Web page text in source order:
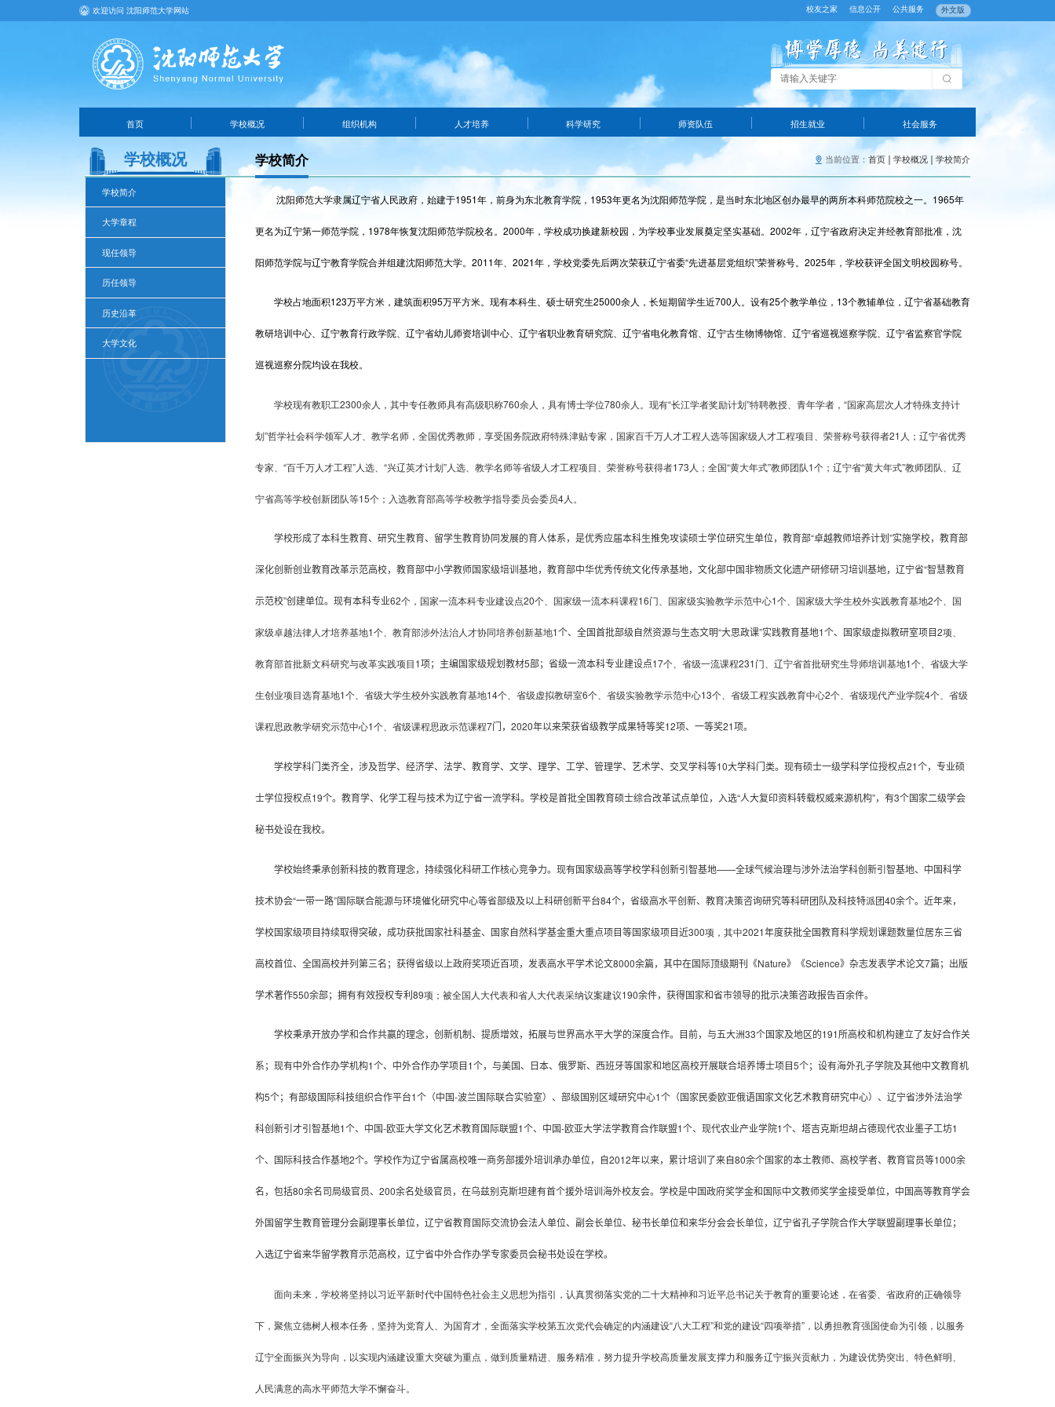
欢迎访问 沈阳师范大学网站 校友之家 信息公开 公共服务 外文版
首页 学校概况 组织机构 人才培养 科学研究 师资队伍 招生就业 社会服务
学校概况
学校简介
大学章程
现任领导
历任领导
历史沿革
大学文化
当前位置：首页 学校概况 学校简介
学校简介
沈阳师范大学隶属辽宁省人民政府，始建于1951年，前身为东北教育学院，1953年更名为沈阳师范学院，是当时东北地区创办最早的两所本科师范院校之一。1965年
更名为辽宁第一师范学院，1978年恢复沈阳师范学院校名。2000年，学校成功换建新校园，为学校事业发展奠定坚实基础。2002年，辽宁省政府决定并经教育部批准，沈
阳师范学院与辽宁教育学院合并组建沈阳师范大学。2011年、2021年，学校党委先后两次荣获辽宁省委“先进基层党组织”荣誉称号。2025年，学校获评全国文明校园称号。
学校占地面积123万平方米，建筑面积95万平方米。现有本科生、硕士研究生25000余人，长短期留学生近700人。设有25个教学单位，13个教辅单位，辽宁省基础教育
教研培训中心、辽宁教育行政学院、辽宁省幼儿师资培训中心、辽宁省职业教育研究院、辽宁省电化教育馆、辽宁古生物博物馆、辽宁省巡视巡察学院、辽宁省监察官学院
巡视巡察分院均设在我校。
学校现有教职工2300余人，其中专任教师具有高级职称760余人，具有博士学位780余人。现有“长江学者奖励计划”特聘教授、青年学者，“国家高层次人才特殊支持计
划”哲学社会科学领军人才、教学名师，全国优秀教师，享受国务院政府特殊津贴专家，国家百千万人才工程人选等国家级人才工程项目、荣誉称号获得者21人；辽宁省优秀
专家、“百千万人才工程”人选、“兴辽英才计划”人选、教学名师等省级人才工程项目、荣誉称号获得者173人；全国“黄大年式”教师团队1个；辽宁省“黄大年式”教师团队、辽
宁省高等学校创新团队等15个；入选教育部高等学校教学指导委员会委员4人。
学校形成了本科生教育、研究生教育、留学生教育协同发展的育人体系，是优秀应届本科生推免攻读硕士学位研究生单位，教育部“卓越教师培养计划”实施学校，教育部
深化创新创业教育改革示范高校，教育部中小学教师国家级培训基地，教育部中华优秀传统文化传承基地，文化部中国非物质文化遗产研修研习培训基地，辽宁省“智慧教育
示范校”创建单位。现有本科专业62个，国家一流本科专业建设点20个、国家级一流本科课程16门、国家级实验教学示范中心1个、国家级大学生校外实践教育基地2个、国
家级卓越法律人才培养基地1个、教育部涉外法治人才协同培养创新基地1个、全国首批部级自然资源与生态文明“大思政课”实践教育基地1个、国家级虚拟教研室项目2项、
教育部首批新文科研究与改革实践项目1项； 主编国家级规划教材5部；省级一流本科专业建设点17个、省级一流课程231门、辽宁省首批研究生导师培训基地1个、省级大学
生创业项目选育基地1个、省级大学生校外实践教育基地14个、省级虚拟教研室6个、省级实验教学示范中心13个、省级工程实践教育中心2个、省级现代产业学院4个、省级
课程思政教学研究示范中心1个、省级课程思政示范课程7门 ，2020年以来荣获省级教学成果特等奖12项、一等奖21项。
学校学科门类齐全，涉及哲学、经济学、法学、教育学、文学、理学、工学、管理学、艺术学、交叉学科等10大学科门类。现有硕士一级学科学位授权点21个，专业硕
士学位授权点19个。教育学、化学工程与技术为辽宁省一流学科。学校是首批全国教育硕士综合改革试点单位，入选“人大复印资料转载权威来源机构”，有3个国家二级学会
秘书处设在我校。
学校始终秉承创新科技的教育理念，持续强化科研工作核心竞争力。现有国家级高等学校学科创新引智基地——全球气候治理与涉外法治学科创新引智基地、 中国科学
技术协会“一带一路”国际联合能源与环境催化研究中心等省部级及以上科研创新平台84个，省级高水平创新、教育决策咨询研究等科研团队及科技特派团40余个。近年来，
学校国家级项目持续取得突破，成功获批国家社科基金、国家自然科学基金重大重点项目等国家级项目近300项，其中2021年度获批全国教育科学规划课题数量位居东三省
高校首位、全国高校并列第三名；获得省级以上政府奖项近百项，发表高水平学术论文8000余篇，其中在国际顶级期刊《Nature》《Science》杂志发表学术论文7篇； 出版
学术著作550余部；拥有有效授权专利89项；被全国人大代表和省人大代表采纳议案建议190余件，获得国家和省市领导的批示决策咨政报告百余件。
学校秉承开放办学和合作共赢的理念，创新机制、提质增效，拓展与世界高水平大学的深度合作。目前，与五大洲33个国家及地区的191所高校和机构建立了友好合作关
系；现有中外合作办学机构1个、中外合作办学项目1个，与美国、日本、俄罗斯、西班牙等国家和地区高校开展联合培养博士项目5个；设有海外孔子学院及其他中文教育机
构5个；有部级国际科技组织合作平台1个 （中国-波兰国际联合实验室）、部级国别区域研究中心1个（国家民委欧亚俄语国家文化艺术教育研究中心）、辽宁省涉外法治学
科创新引才引智基地1个、 中国-欧亚大学文化艺术教育国际联盟1个、 中国-欧亚大学法学教育合作联盟1个、现代农业产业学院1个、塔吉克斯坦胡占德现代农业墨子工坊1
个、 国际科技合作基地2个。学校作为辽宁省属高校唯一商务部援外培训承办单位，自2012年以来，累计培训了来自80余个国家的本土教师、高校学者、教育官员等1000余
名，包括80余名司局级官员、200余名处级官员，在乌兹别克斯坦建有首个援外培训海外校友会。学校是中国政府奖学金和国际中文教师奖学金接受单位，中国高等教育学会
外国留学生教育管理分会副理事长单位，辽宁省教育国际交流协会法人单位、副会长单位、秘书长单位和来华分会会长单位，辽宁省孔子学院合作大学联盟副理事长单位；
入选辽宁省来华留学教育示范高校，辽宁省中外合作办学专家委员会秘书处设在学校。
面向未来，学校将坚持以习近平新时代中国特色社会主义思想为指引，认真贯彻落实党的二十大精神和习近平总书记关于教育的重要论述，在省委、省政府的正确领导
下，聚焦立德树人根本任务，坚持为党育人、为国育才，全面落实学校第五次党代会确定的内涵建设“八大工程”和党的建设“四项举措”，以勇担教育强国使命为引领，以服务
辽宁全面振兴为导向，以实现内涵建设重大突破为重点，做到质量精进、服务精准，努力提升学校高质量发展支撑力和服务辽宁振兴贡献力，为建设优势突出、特色鲜明、
人民满意的高水平师范大学不懈奋斗。